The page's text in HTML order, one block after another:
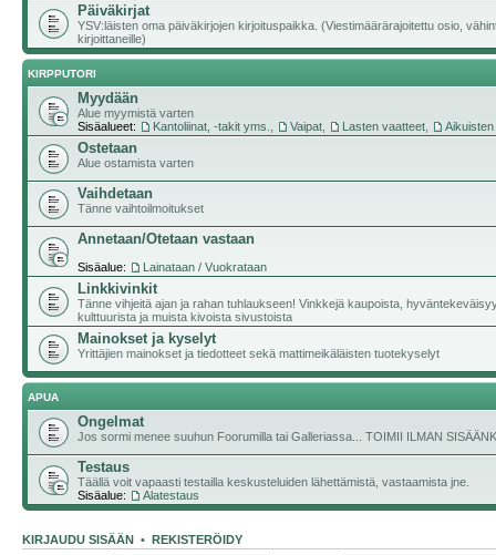
Päiväkirjat
YSV:läisten oma päiväkirjojen kirjoituspaikka. (Viestimäärärajoitettu osio,
kirjoittaneille)
KIRPPUTORI
Myydään
Alue myymistä varten
Sisäalueet:
Kantoliinat, -takit yms. Vaipat Lasten vaatteet
Ostetaan
Alue ostamista varten
Vaihdetaan
Tänne vaihtoilmoitukset
Annetaan/Otetaan vastaan
Sisäalue: Lainataan / Vuokrataan
Linkkivinkit
Tänne vihjeitä ajan ja rahan tuhlaukseen! Vinkkejä kaupoista,
kulttuurista ja muista kivoista sivustoista
Mainokset ja kyselyt
Yrittäjien mainokset ja tiedotteet sekä mattimeikäläisten tuotekyselyt
APUA
Ongelmat
Jos sormi menee suuhun Foorumilla tai Galleriassa... TOIMII ILMAN
Testaus
Täällä voit vapaasti testailla keskusteluiden lähettämistä, vastaamista jne.
Sisäalue:
Alatestaus
KIRJAUDU SISÄÄN • REKISTERÖIDY